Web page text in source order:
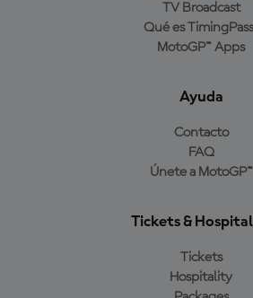
TV Broadcast
Qué es
MotoGP™ Apps
Ayuda
Contacto
FAQ
Únete a MotoGP™
Tickets &
Tickets
Hospitality